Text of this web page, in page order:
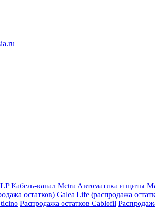
Кабель-канал Metra Автоматика и щиты
остатков) Galea Life (распродажа
Распродажа остатков Cablofil